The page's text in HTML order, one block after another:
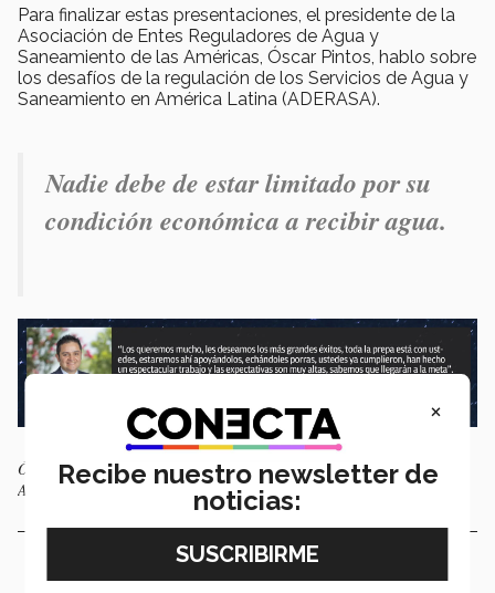
Para finalizar estas presentaciones, el presidente de la
Asociación de Entes Reguladores de Agua y
Saneamiento de las Américas, Óscar Pintos, hablo sobre
los desafíos de la regulación de los Servicios de Agua y
Saneamiento en América Latina (ADERASA).
Nadie debe de estar limitado por su
condición económica a recibir agua.
Óscar Pintos exponiendo los datos de la regulación de agua en
Argentina.
×
Recibe nuestro newsletter de
noticias: